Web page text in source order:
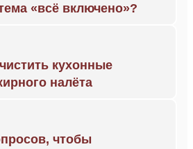
«всё включено»?
кухонные
налёта
чтобы